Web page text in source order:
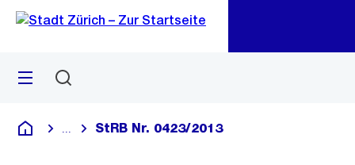
Navigation
Sprunglink
Menü
Deutsch
Blende alle Breadcrumbs ein
StRB Nr. 0423/2013